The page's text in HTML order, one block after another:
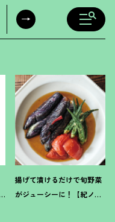
DAILY
揚げて漬けるだけで旬野菜
がジューシーに ！
【紀ノ国